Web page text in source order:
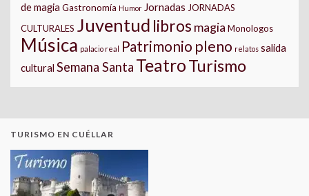
de magia Gastronomía Humor Jornadas JORNADAS
CULTURALES Juventud libros magia Monologos
Música palacio real Patrimonio pleno relatos salida
cultural Semana Santa TeatroTurismo
TURISMO EN CUÉLLAR